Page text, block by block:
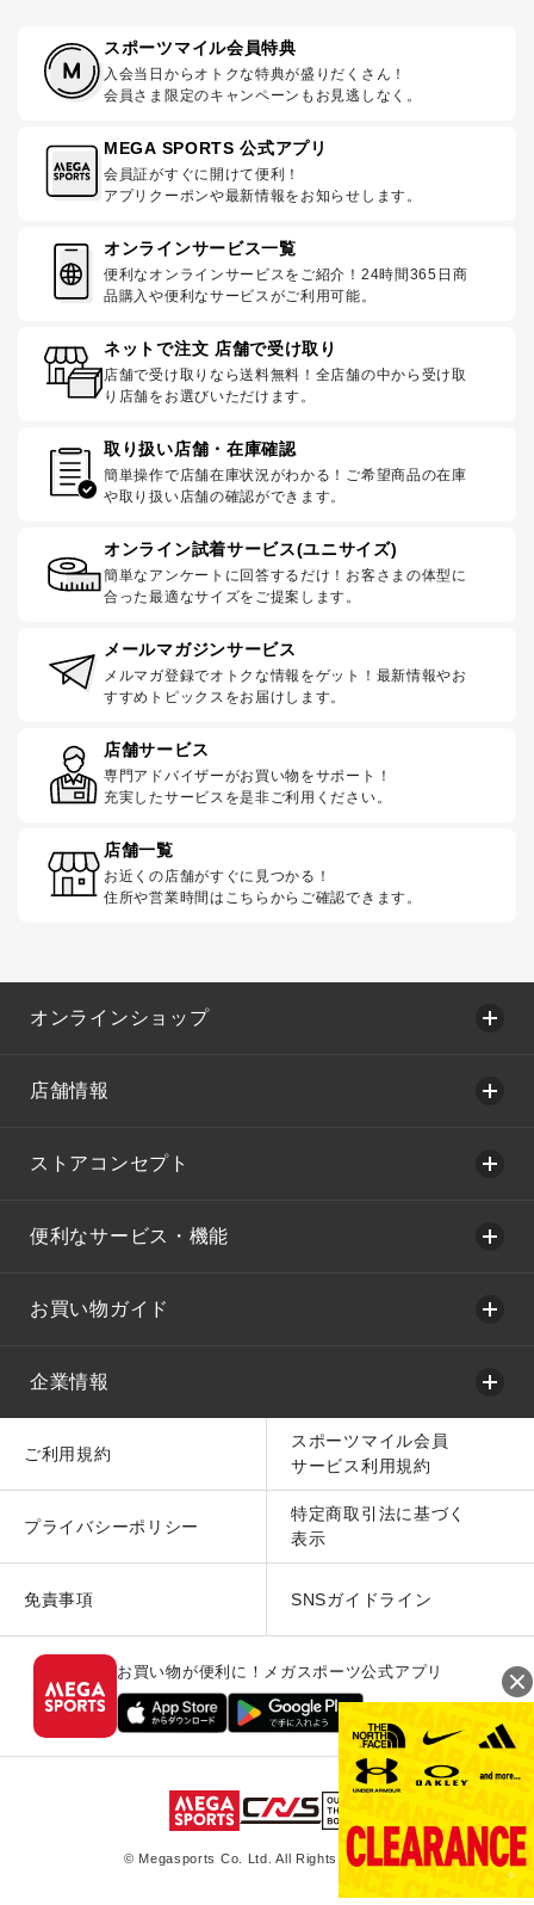
スポーツマイル会員特典
入会当日からオトクな特典が盛りだくさん！
会員さま限定のキャンペーンもお見逃しなく。
MEGA SPORTS 公式アプリ
会員証がすぐに開けて便利！
アプリクーポンや最新情報をお知らせします。
オンラインサービス一覧
便利なオンラインサービスをご紹介！24時間365日商
品購入や便利なサービスがご利用可能。
ネットで注文 店舗で受け取り
店舗で受け取りなら送料無料！全店舗の中から受け取
り店舗をお選びいただけます。
取り扱い店舗・在庫確認
簡単操作で店舗在庫状況がわかる！ご希望商品の在庫
や取り扱い店舗の確認ができます。
オンライン試着サービス(ユニサイズ)
簡単なアンケートに回答するだけ！お客さまの体型に
合った最適なサイズをご提案します。
メールマガジンサービス
メルマガ登録でオトクな情報をゲット！最新情報やお
すすめトピックスをお届けします。
店舗サービス
専門アドバイザーがお買い物をサポート！
充実したサービスを是非ご利用ください。
店舗一覧
お近くの店舗がすぐに見つかる！
住所や営業時間はこちらからご確認できます。
オンラインショップ
店舗情報
ストアコンセプト
便利なサービス・機能
お買い物ガイド
企業情報
ご利用規約
スポーツマイル会員
サービス利用規約
プライバシーポリシー
特定商取引法に基づく
表示
免責事項 SNSガイドライン
お買い物が便利に！メガスポーツ公式アプリ
© Megasports Co. Ltd. All Rights Reserved.